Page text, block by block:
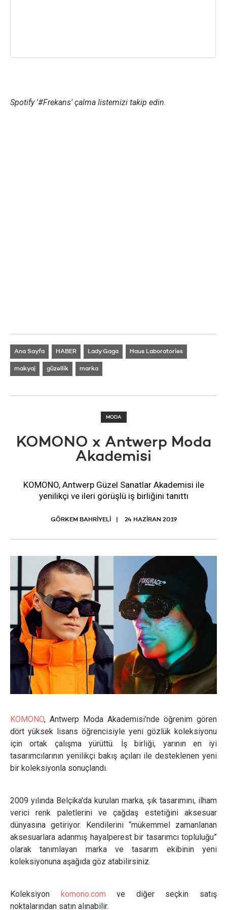
Spotify '#Frekans' çalma listemizi takip edin.
Ana Sayfa HABER Lady Gaga Haus Laboratories
makyaj güzellik marka
MODA
KOMONO x Antwerp Moda
Akademisi
KOMONO, Antwerp Güzel Sanatlar Akademisi ile
yenilikçi ve ileri görüşlü iş birliğini tanıttı
GÖRKEM BAHRİYELİ 24 HAZIRAN 2019
KOMONO, Antwerp Moda Akademisi'nde öğrenim gören
dört yüksek lisans öğrencisiyle yeni gözlük koleksiyonu
için ortak çalışma yürüttü. İş birliği, yarının en iyi
tasarımcılarının yenilikçi bakış açıları ile desteklenen yeni
bir koleksiyonla sonuçlandı.
2009 yılında Belçika'da kurulan marka, şık tasarımını, ilham
verici renk paletlerini ve çağdaş estetiğini aksesuar
dünyasına getiriyor. Kendilerini “mükemmel zamanlanan
aksesuarlara adanmış hayalperest bir tasarımcı topluluğu”
olarak tanımlayan marka ve tasarım ekibinin yeni
koleksiyonuna aşağıda göz atabilirsiniz.
Koleksiyon komono.com ve diğer seçkin satış
noktalarından satın alınabilir.